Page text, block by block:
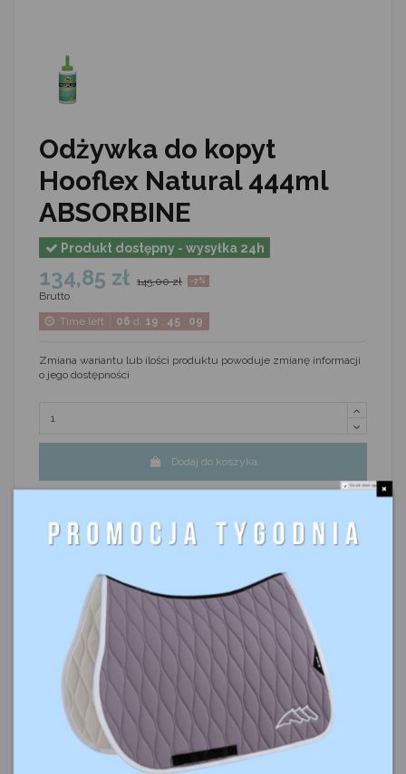
Odżywka do kopyt
Hooflex Natural 444ml
ABSORBINE
Produkt dostępny - wysyłka 24h
134,85 zł 145,00 zł -7%
Brutto
Time left
06 d. 19 : 45 : 09
Zmiana wariantu lub ilości produktu powoduje zmianę informacji
o jego dostępności
Dodaj do koszyka
Najniższa cena w ciągu ostatnich 30 dni 134,84 zł
Szczegóły produktu
Do not show again.